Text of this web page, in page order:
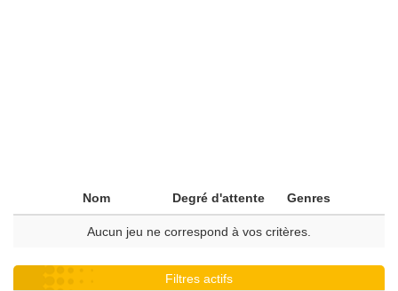
Nom Degré d'attente Genres
Aucun jeu ne correspond à vos critères.
Filtres actifs